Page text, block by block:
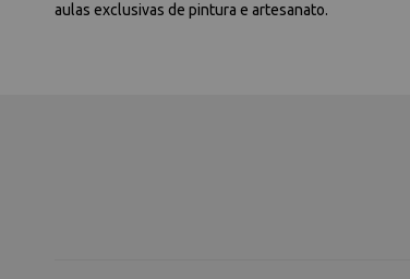
aulas exclusivas de pintura e artesanato.